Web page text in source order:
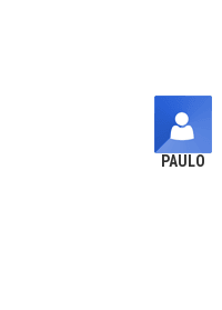
PAULO